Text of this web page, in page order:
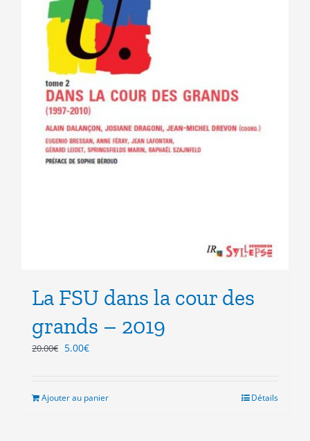
La FSU dans la cour des
grands – 2019
20.00€ Le
5.00€Le
est :
Ajouter au panier Détails